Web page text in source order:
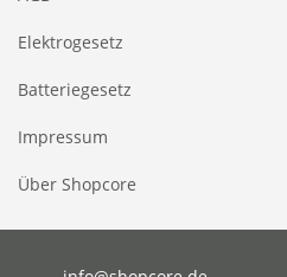
Elektrogesetz
Batteriegesetz
Impressum
Über Shopcore